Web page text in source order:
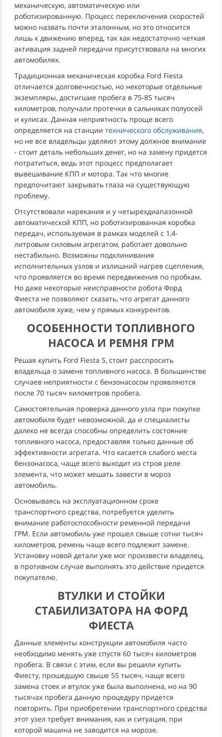
механическую, автоматическую или
роботизированную. Процесс переключения скоростей
можно назвать почти эталонным, но это относится
лишь к движению вперед, так как недостаточно четкая
активация задней передачи присутствовала на многих
автомобилях.
Традиционная механическая коробка Ford Fiesta
отличается долговечностью, но некоторые отдельные
экземпляры, достигшие пробега в 75-85 тысяч
километров, получали протечки в сальниках полуосей
и кулисах. Данная неприятность проще всего
определяется на станциитехнического обслуживания,
но не все владельцы уделяют этому должное внимание
- стоит деталь небольших денег, но на замену придется
потратиться, ведь этот процесс предполагает
вывешивание КПП и мотора. Так что многие
предпочитают закрывать глаза на существующую
проблему.
Отсутствовали нарекания и у четырехдиапазонной
автоматической КПП, но роботизированная коробка
передач, используемая в рамках моделей с 1,4-
литровым силовым агрегатом, работает довольно
нестабильно. Возможны подклинивания
исполнительных узлов и излишний нагрев сцепления,
что проявляется во время передвижения по пробкам.
Но даже некоторые неисправности робота Форд
Фиеста не позволяют сказать, что агрегат данного
автомобиля хуже, чем у прямых конкурентов.
ОСОБЕННОСТИ ТОПЛИВНОГО
НАСОСА И РЕМНЯ ГРМ
Решая купить Ford Fiesta 5, стоит расспросить
владельца о замене топливного насоса. В большинстве
случаев неприятности с бензонасосом проявляются
после 70 тысяч километров пробега.
Самостоятельная проверка данного узла при покупке
автомобиля будет невозможной, да и специалисты
далеко не всегда способны определить состояние
топливного насоса, предоставляя только данные об
эффективности агрегата. Что касается слабого места
бензонасоса, чаще всего выходит из строя реле
элемента, что может мешать завести в мороз
автомобиль.
Основываясь на эксплуатационном сроке
транспортного средства, потребуется уделить
внимание работоспособности ременной передачи
ГРМ. Если автомобиль уже прошел свыше сотни тысяч
километров, ремень чаще всего подлежит замене.
Установку новой детали уже мог произвести владелец,
в противном случае выполнять это действие придется
покупателю.
ВТУЛКИ И СТОЙКИ
СТАБИЛИЗАТОРА НА ФОРД
ФИЕСТА
Данные элементы конструкции автомобиля часто
необходимо менять уже спустя 60 тысяч километров
пробега. В связи с этим, если вы решили купить
Фиесту, прошедшую свыше 55 тысяч, чаще всего
замена стоек и втулок уже была выполнена, но на 90
тысячах пробега данную процедуру придется
повторить. При приобретении транспортного средства
этот узел требует внимания, как и ситуация, при
которой машина не заводится на морозе.